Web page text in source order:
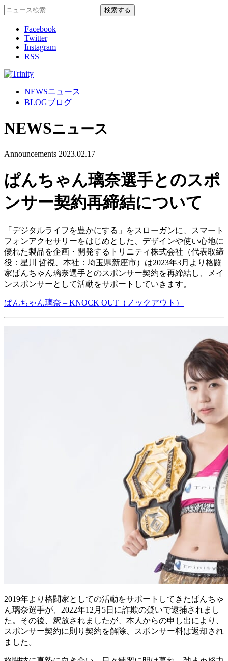
Facebook
Twitter
Instagram
RSS
NEWSニュース
BLOGブログ
NEWSニュース
Announcements 2023.02.17
ぱんちゃん璃奈選手とのスポ
ンサー契約再締結について
「デジタルライフを豊かにする」をスローガンに、スマート
フォンアクセサリーをはじめとした、デザインや使い心地に
優れた製品を企画・開発するトリニティ株式会社（代表取締
役：星川 哲視、本社：埼玉県新座市）は2023年3月より格闘
家ぱんちゃん璃奈選手とのスポンサー契約を再締結し、メイ
ンスポンサーとして活動をサポートしていきます。
ぱんちゃん璃奈 – KNOCK OUT（ノックアウト）
2019年より格闘家としての活動をサポートしてきたぱんちゃ
ん璃奈選手が、2022年12月5日に詐欺の疑いで逮捕されまし
た。その後、釈放されましたが、本人からの申し出により、
スポンサー契約に則り契約を解除、スポンサー料は返却され
ました。